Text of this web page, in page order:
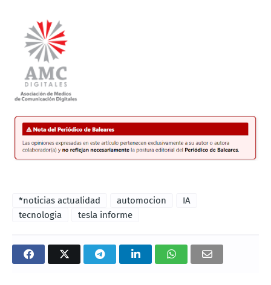
*noticias actualidad automocion
IA
tecnologia
tesla informe